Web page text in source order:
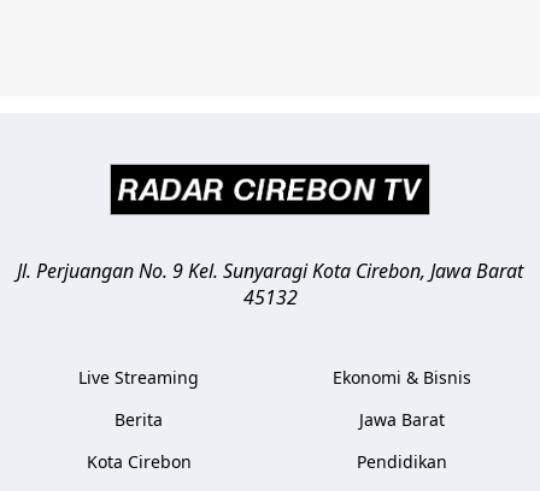
Jl. Perjuangan No. 9 Kel. SunyaragiKota Cirebon, Jawa Barat
45132
Live Streaming
Berita
Kota Cirebon
Ekonomi & Bisnis
Jawa Barat
Pendidikan